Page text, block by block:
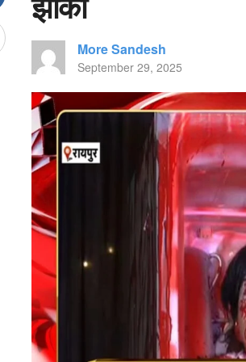
More Sandesh
September 29, 2025